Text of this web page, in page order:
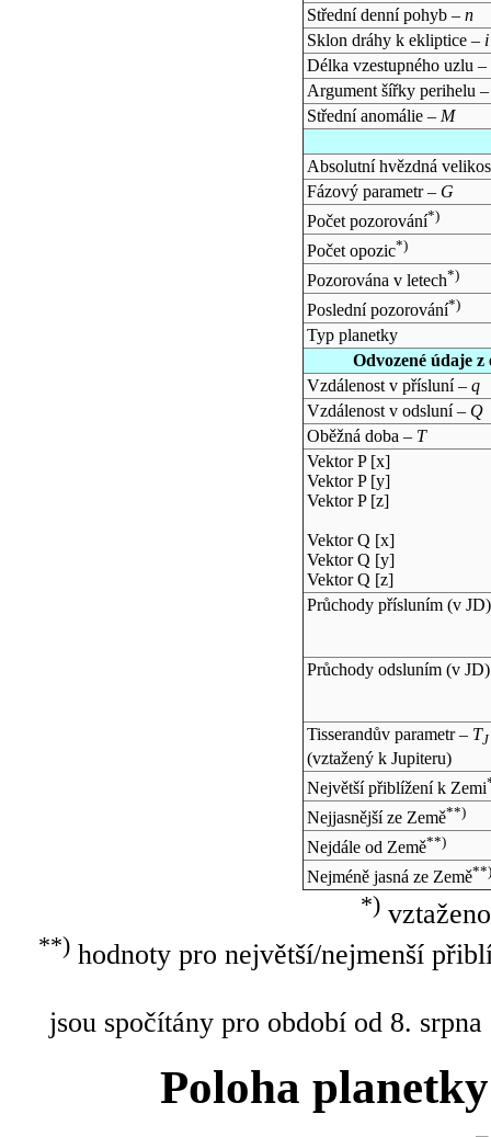
Střední denní pohyb – n
Sklon dráhy k ekliptice – i
Délka vzestupného uzlu –
Argument šířky perihelu
Střední anomálie – M
Absolutní hvězdná
Fázový parametr – G
Počet pozorování*)
Počet opozic*)
Pozorována v letech*)
Poslední pozorování*)
Typ planetky
Odvozené údaje
Vzdálenost v přísluní – q
Vzdálenost v odsluní – Q
Oběžná doba – T
Vektor P [x]
Vektor P [y]
Vektor P [z]
Vektor Q [x]
Vektor Q [y]
Vektor Q [z]
Průchody přísluním (v JD)
Průchody odsluním (v JD)
Tisserandův parametr – TJ
(vztažený k Jupiteru)
Největší přiblížení k Zemi
Nejjasnější ze Země**)
Nejdále od Země**)
Nejméně jasná ze Země**)
*)
**)hodnoty pro největší/nejmenší
jsou spočítány pro období od 8.
Poloha